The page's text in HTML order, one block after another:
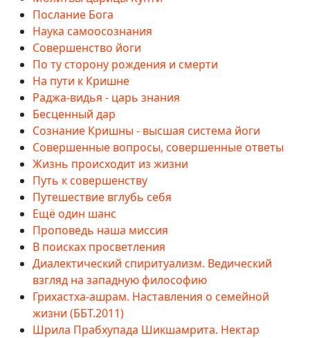
Послание Бога
Наука самоосознания
Совершенство йоги
По ту сторону рождения и смерти
На пути к Кришне
Раджа-видья - царь знания
Бесценный дар
Сознание Кришны - высшая система йоги
Совершенные вопросы, совершенные ответы
Жизнь происходит из жизни
Путь к совершенству
Путешествие вглубь себя
Ещё один шанс
Проповедь наша миссия
В поисках просветления
Диалектический спиритуализм. Ведический
взгляд на западную философию
Грихастха-ашрам. Наставления о семейной
жизни (ББТ.2011)
Шрила Прабхупада Шикшамрита. Нектар